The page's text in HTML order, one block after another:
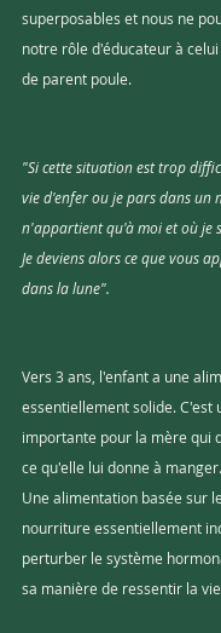
superposables et nous ne
notre rôle d'éducateur à
de parent poule.
"Si cette situation est trop
vie d'enfer ou je pars dans un
n'appartient qu'à moi et où je
Je deviens alors ce que vous
dans la lune".
Vers 3 ans, l'enfant a une
essentiellement solide. C'est
importante pour la mère qui
ce qu'elle lui donne à manger.
Une alimentation basée sur
nourriture essentiellement
perturber le système
sa manière de ressentir la